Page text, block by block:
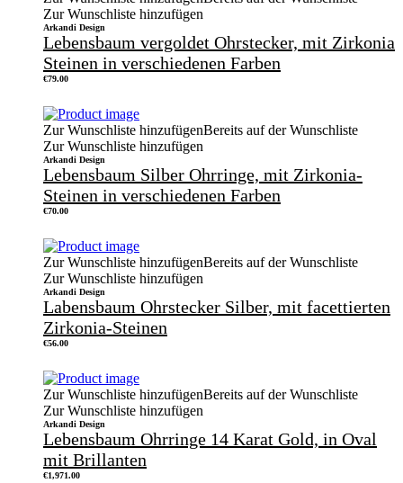
Zur Wunschliste hinzufügen
Arkandi Design
Lebensbaum vergoldet Ohrstecker, mit Zirkonia
Steinen in verschiedenen Farben
€79.00
Zur Wunschliste hinzufügenBereits auf der Wunschliste
Zur Wunschliste hinzufügen
Arkandi Design
Lebensbaum Silber Ohrringe, mit Zirkonia-
Steinen in verschiedenen Farben
€70.00
Zur Wunschliste hinzufügenBereits auf der Wunschliste
Zur Wunschliste hinzufügen
Arkandi Design
Labensbaum Ohrstecker Silber, mit facettierten
Zirkonia-Steinen
€56.00
Zur Wunschliste hinzufügenBereits auf der Wunschliste
Zur Wunschliste hinzufügen
Arkandi Design
Lebensbaum Ohrringe 14 Karat Gold, in Oval
mit Brillanten
€1,971.00